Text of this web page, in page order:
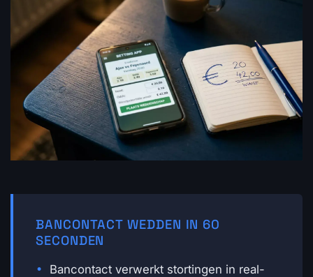
BANCONTACT WEDDEN IN 60
SECONDEN
Bancontact verwerkt stortingen in real-